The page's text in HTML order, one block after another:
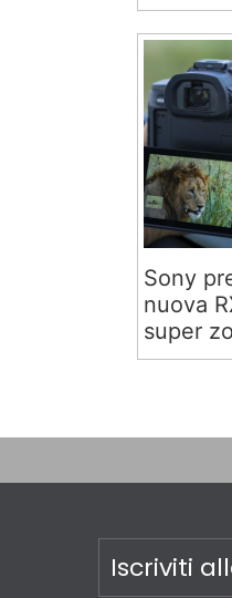
Sony
nuova
super
Iscriviti